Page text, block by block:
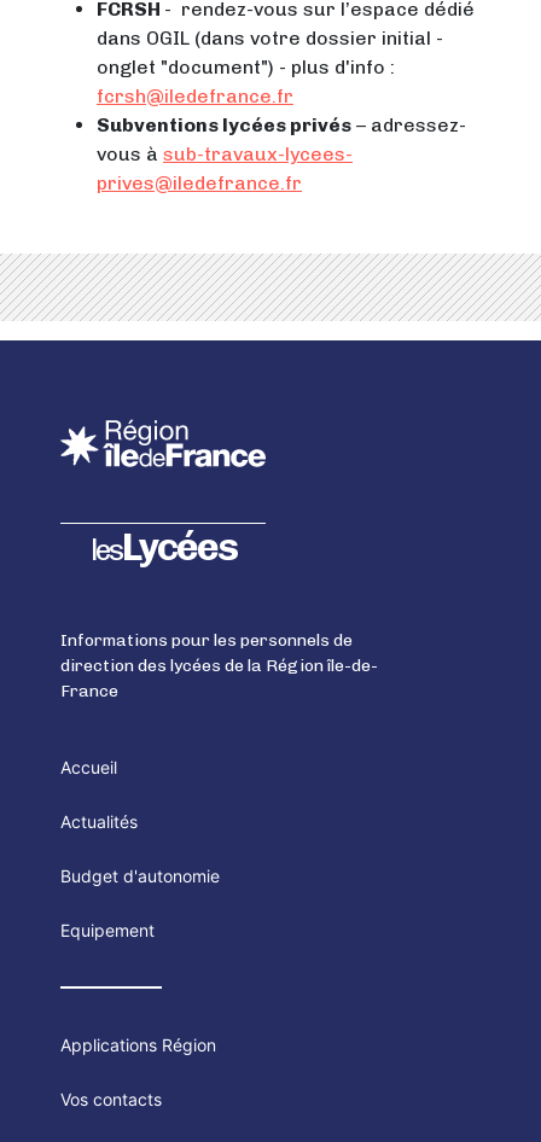
FCRSH - rendez-vous sur l’espace dédié
dans OGIL (dans votre dossier initial -
onglet "document") - plus d'info :
fcrsh@iledefrance.fr
Subventions lycées privés – adressez-
vous à sub-travaux-lycees-
prives@iledefrance.fr
lesLycées
Informations pour les personnels de
direction des lycées de la Région île-de-
France
Accueil
Actualités
Budget d'autonomie
Equipement
Applications Région
Vos contacts